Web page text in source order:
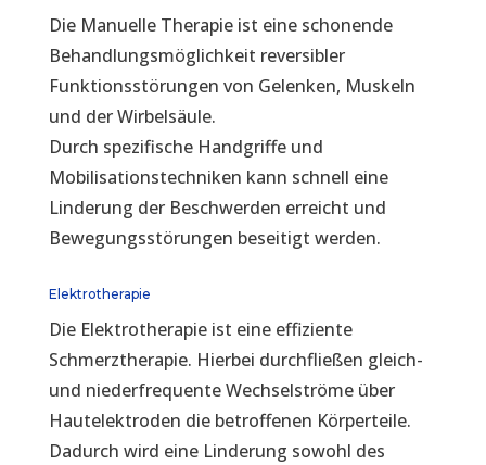
Die Manuelle Therapie ist eine schonende
Behandlungsmöglichkeit reversibler
Funktionsstörungen von Gelenken, Muskeln
und der Wirbelsäule.
Durch spezifische Handgriffe und
Mobilisationstechniken kann schnell eine
Linderung der Beschwerden erreicht und
Bewegungsstörungen beseitigt werden.
Elektrotherapie
Die Elektrotherapie ist eine effiziente
Schmerztherapie. Hierbei durchfließen gleich-
und niederfrequente Wechselströme über
Hautelektroden die betroffenen Körperteile.
Dadurch wird eine Linderung sowohl des